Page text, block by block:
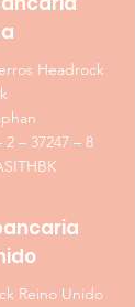
Headrock
– 37247 – 8
Reino Unido